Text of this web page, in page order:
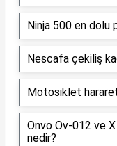
Ninja 500 en dolu
Nescafa çekiliş
Motosiklet hararet
Onvo Ov-012 ve
nedir?